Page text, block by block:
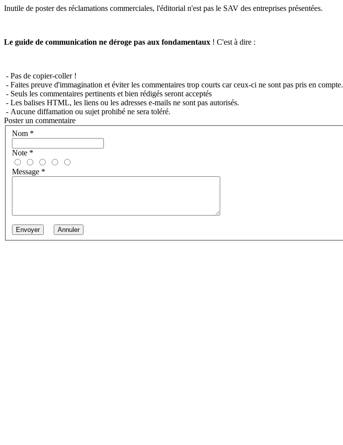
Inutile de poster des réclamations commerciales, l'éditorial n'est pas le SAV des entreprises présentées.
Le guide de communication ne déroge pas aux fondamentaux ! C'est à dire :
- Pas de copier-coller !
- Faites preuve d'immagination et éviter les commentaires trop courts car ceux-ci ne sont pas pris en compte.
- Seuls les commentaires pertinents et bien rédigés seront acceptés
- Les balises HTML, les liens ou les adresses e-mails ne sont pas autorisés.
- Aucune diffamation ou sujet prohibé ne sera toléré.
Poster un commentaire
Nom *
Note *
Message *